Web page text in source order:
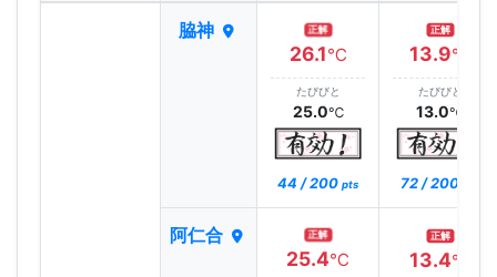
脇神 正解
26.1℃
たびびと
25.0℃
44 / 200 pts
正解
13.9℃
たびびと
13.0℃
72 / 200
阿仁合 正解
25.4℃
正解
13.4℃